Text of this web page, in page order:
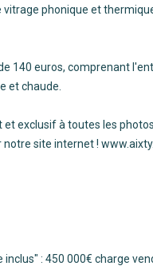
phonique et
140 euros, comprenant
et chaude.
exclusif à toutes les
site internet !
: 450 000€ charge